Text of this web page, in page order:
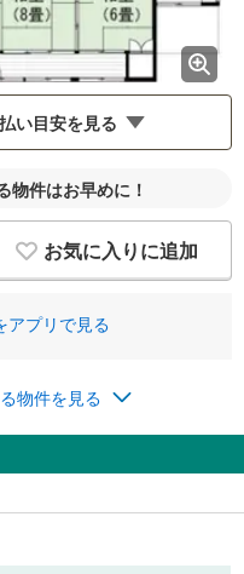
い目安を見る
％
能です。多くの金融機関
万円
物件はお早めに！
お気に入りに追加
アプリで見る
物件を見る